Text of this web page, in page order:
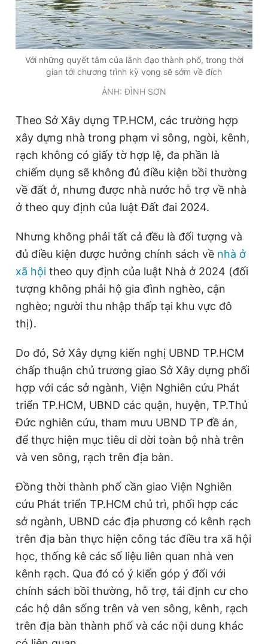
Với những quyết tâm của lãnh đạo thành phố, trong thời
gian tới chương trình kỳ vọng sẽ sớm về đích
ẢNH: ĐÌNH SƠN
Theo Sở Xây dựng TP.HCM, các trường hợp
xây dựng nhà trong phạm vi sông, ngòi, kênh,
rạch không có giấy tờ hợp lệ, đa phần là
chiếm dụng sẽ không đủ điều kiện bồi thường
về đất ở, nhưng được nhà nước hỗ trợ về nhà
ở theo quy định của luật Đất đai 2024.
Nhưng không phải tất cả đều là đối tượng và
đủ điều kiện được hưởng chính sách về nhà ở
xã hội theo quy định của luật Nhà ở 2024 (đối
tượng không phải hộ gia đình nghèo, cận
nghèo; người thu nhập thấp tại khu vực đô
thị).
Do đó, Sở Xây dựng kiến nghị UBND TP.HCM
chấp thuận chủ trương giao Sở Xây dựng phối
hợp với các sở ngành, Viện Nghiên cứu Phát
triển TP.HCM, UBND các quận, huyện, TP.Thủ
Đức nghiên cứu, tham mưu UBND TP đề án,
để thực hiện mục tiêu di dời toàn bộ nhà trên
và ven sông, rạch trên địa bàn.
Đồng thời thành phố cần giao Viện Nghiên
cứu Phát triển TP.HCM chủ trì, phối hợp các
sở ngành, UBND các địa phương có kênh rạch
trên địa bàn thực hiện công tác điều tra xã hội
học, thống kê các số liệu liên quan nhà ven
kênh rạch. Qua đó có ý kiến góp ý đối với
chính sách bồi thường, hỗ trợ, tái định cư cho
các hộ dân sống trên và ven sông, kênh, rạch
trên địa bàn thành phố và các nội dung khác